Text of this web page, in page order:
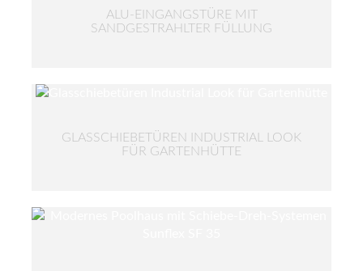
ALU-EINGANGSTÜRE MIT
SANDGESTRAHLTER FÜLLUNG
GLASSCHIEBETÜREN INDUSTRIAL LOOK
FÜR GARTENHÜTTE